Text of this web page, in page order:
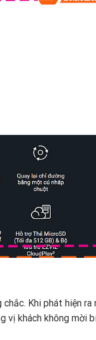
Khi phát hiện ra
vị khách không mời